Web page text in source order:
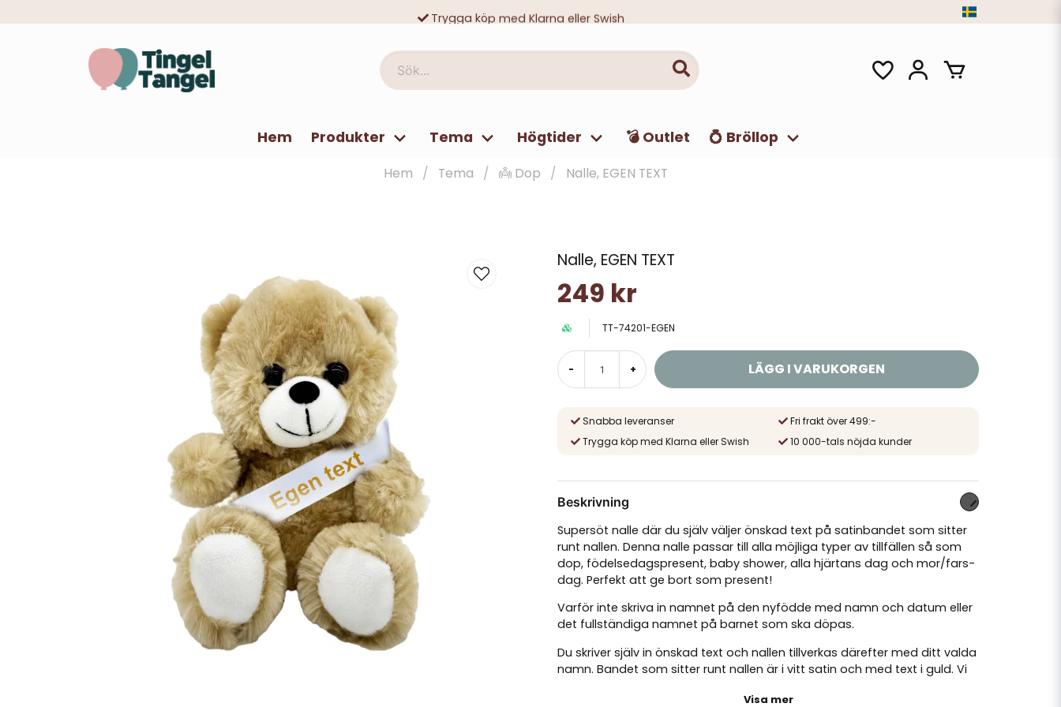
Trygga köp med Klarna eller Swish
Sök...
Hem Produkter Tema Högtider 💣 Outlet 💍 Bröllop
Hem Tema 👼 Dop Nalle, EGEN TEXT
Nalle, EGEN TEXT
249 kr
TT-74201-EGEN
- + LÄGG I VARUKORGEN
Snabba leveranser
Fri frakt över 499:-
Trygga köp med Klarna eller Swish
10 000-tals nöjda kunder
Beskrivning
Supersöt nalle där du själv väljer önskad text på satinbandet som sitter
runt nallen. Denna nalle passar till alla möjliga typer av tillfällen så som
dop, födelsedagspresent, baby shower, alla hjärtans dag och mor/fars-
dag. Perfekt att ge bort som present!
Varför inte skriva in namnet på den nyfödde med namn och datum eller
det fullständiga namnet på barnet som ska döpas.
Du skriver själv in önskad text och nallen tillverkas därefter med ditt valda
namn. Bandet som sitter runt nallen är i vitt satin och med text i guld. Vi
framsidan. Det går bra att använda hjärt-emojin samt siffror.
Visa mer